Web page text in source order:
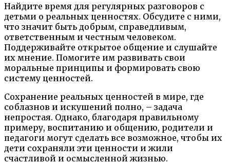
Найдите время для регулярных разговоров с
детьми о реальных ценностях. Обсудите с ними,
что значит быть добрым, справедливым,
ответственным и честным человеком.
Поддерживайте открытое общение и слушайте
их мнение. Помогите им развивать свои
моральные принципы и формировать свою
систему ценностей.
Сохранение реальных ценностей в мире, где
соблазнов и искушений полно, – задача
непростая. Однако, благодаря правильному
примеру, воспитанию и общению, родители и
педагоги могут сделать все возможное, чтобы их
дети сохраняли эти ценности и жили
счастливой и осмысленной жизнью.